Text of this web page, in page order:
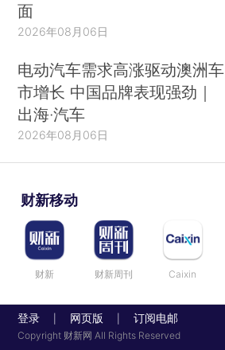
面
2026年08月06日
电动汽车需求高涨驱动澳洲车
市增长 中国品牌表现强劲｜
出海·汽车
2026年08月06日
财新移动
财新 财新周刊 Caixin
登录 网页版 订阅电邮
Copyright 财新网 All Rights Reserved